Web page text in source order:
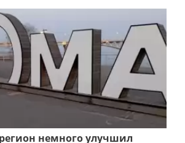
немного улучшил